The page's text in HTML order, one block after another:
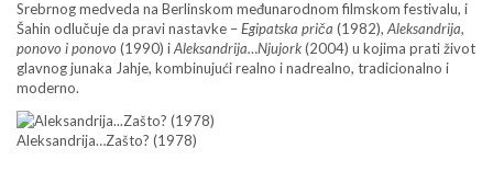
Srebrnog medveda na Berlinskom međunarodnom filmskom festivalu, i
Šahin odlučuje da pravi nastavke –Egipatska priča (1982),Aleksandrija,
ponovo i ponovo (1990) iAleksandrija…Njujork(2004) u kojima prati život
glavnog junaka Jahje, kombinujući realno i nadrealno, tradicionalno i
moderno.
Aleksandrija…Zašto? (1978)